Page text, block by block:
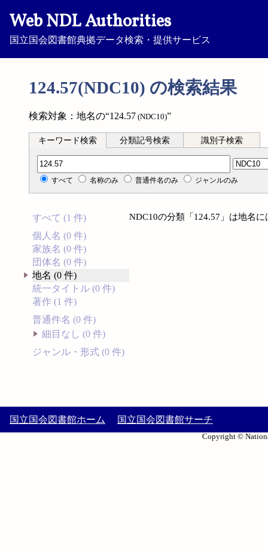
Web NDL Authorities
国立国会図書館典拠データ検索・提供サービス
124.57(NDC10) の検索結果
検索対象：地名の“124.57 (NDC10)”
キーワード検索 分類記号検索 識別子検索
分類記号検索
すべて 名称のみ 普通件名のみ ジャンルのみ
すべて (1 件)
個人名 (0 件)
家族名 (0 件)
団体名 (0 件)
地名 (0 件)
統一タイトル (0 件)
著作 (1 件)
普通件名 (0 件)
細目なし (0 件)
ジャンル・形式 (0 件)
NDC10の分類「124.57」は地名
国立国会図書館ホーム 国立国会図書館サーチ
Copyright ©